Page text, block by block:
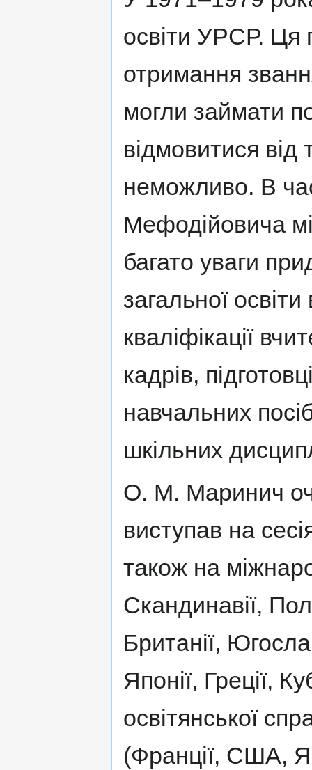
освіти УРСР. Ця
отримання
могли займати
відмовитися від
неможливо. В
Мефодійовича
багато уваги
загальної
кваліфікації
кадрів,
навчальних
шкільних
О. М. Маринич
виступав на
також на
Скандинавії,
Британії,
Японії, Греції,
освітянської
(Франції, США,